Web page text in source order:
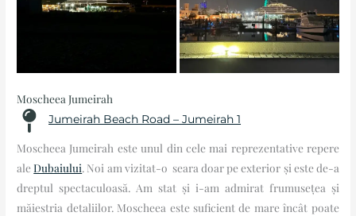
Moscheea Jumeirah
Jumeirah Beach Road – Jumeirah 1
Moscheea Jumeirah este unul din cele mai reprezentative repere
aleDubaiului. Noi am vizitat-o seara doar pe exterior și este de-a
dreptul spectaculoasă. Am stat și i-am admirat frumusețea și
măiestria detaliilor. Moscheea este suficient de mare încât poate